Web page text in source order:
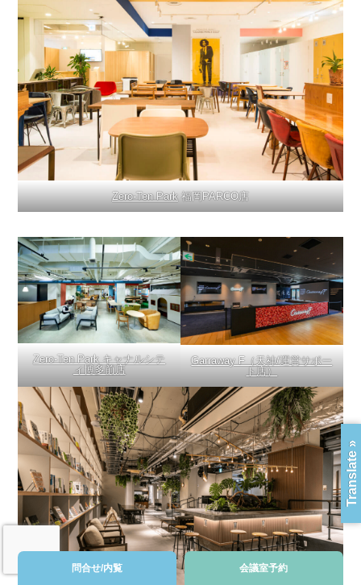
Zero-Ten Park福岡PARCO店
Zero-Ten Park キャナルシテ
ィ博多前店
Garraway F（天神/運営サポー
ト店）
問合せ/内覧 会議室予約
Translate »